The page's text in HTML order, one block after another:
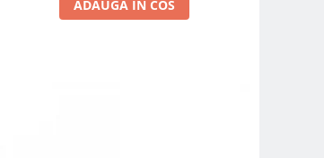
ADAUGA IN COS